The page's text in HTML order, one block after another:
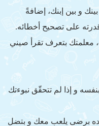
و بين إبنك، إضافةً
على تصحيح أخطائه.
معلمتك بتعرف تقرأ صيني
و إذا لم تتحقّق نبوءتك
برضى يلعب معك و بتضل